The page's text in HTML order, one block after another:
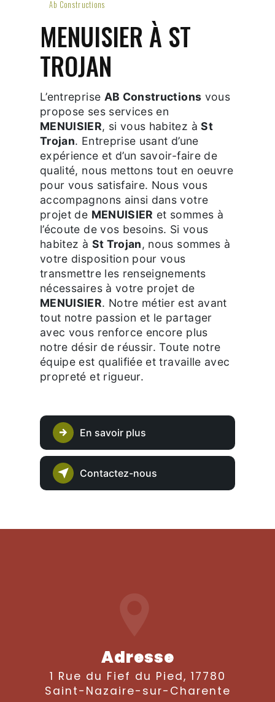
Ab Constructions
MENUISIER À ST
TROJAN
L’entreprise AB Constructions vous
propose ses services en
MENUISIER, si vous habitez àSt
Trojan. Entreprise usant d’une
expérience et d’un savoir-faire de
qualité, nous mettons tout en oeuvre
pour vous satisfaire. Nous vous
accompagnons ainsi dans votre
projet de MENUISIER et sommes à
l’écoute de vos besoins. Si vous
habitez à St Trojan, nous sommes à
votre disposition pour vous
transmettre les renseignements
nécessaires à votre projet de
MENUISIER. Notre métier est avant
tout notre passion et le partager
avec vous renforce encore plus
notre désir de réussir. Toute notre
équipe est qualifiée et travaille avec
propreté et rigueur.
En savoir plus
Contactez-nous
Adresse
1 Rue du Fief du Pied, 17780
Saint-Nazaire-sur-Charente